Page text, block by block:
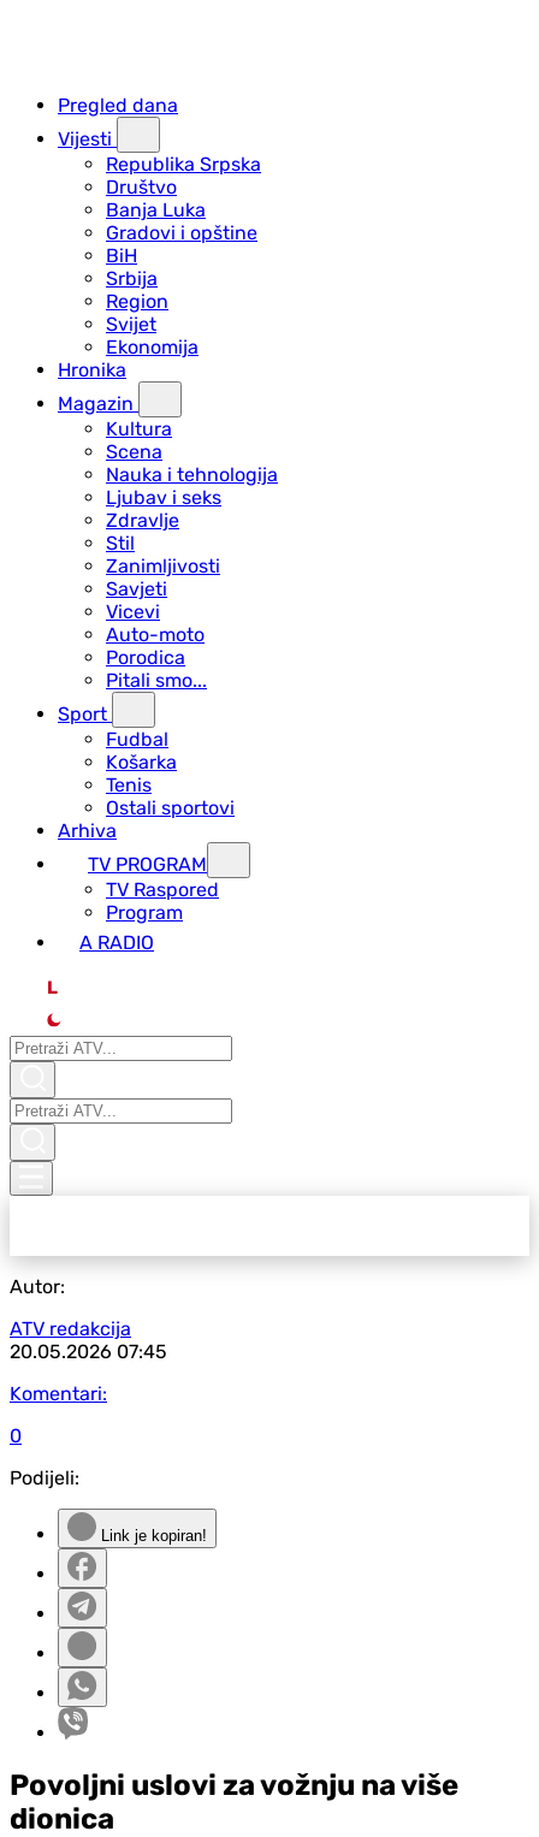
Pregled dana
Vijesti
Republika Srpska
Društvo
Banja Luka
Gradovi i opštine
BiH
Srbija
Region
Svijet
Ekonomija
Hronika
Magazin
Kultura
Scena
Nauka i tehnologija
Ljubav i seks
Zdravlje
Stil
Zanimljivosti
Savjeti
Vicevi
Auto-moto
Porodica
Pitali smo...
Sport
Fudbal
Košarka
Tenis
Ostali sportovi
Arhiva
TV PROGRAM
ТV Raspored
Program
A RADIO
L
Autor:
ATV redakcija
20.05.2026 07:45
Komentari:
0
Podijeli:
Link je kopiran!
Povoljni uslovi za vožnju na više
dionica